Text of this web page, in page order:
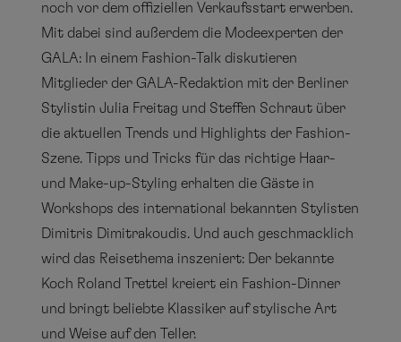
noch vor dem offiziellen Verkaufsstart erwerben.
Mit dabei sind außerdem die Modeexperten der
GALA: In einem Fashion-Talk diskutieren
Mitglieder der GALA-Redaktion mit der Berliner
Stylistin Julia Freitag und Steffen Schraut über
die aktuellen Trends und Highlights der Fashion-
Szene. Tipps und Tricks für das richtige Haar-
und Make-up-Styling erhalten die Gäste in
Workshops des international bekannten Stylisten
Dimitris Dimitrakoudis. Und auch geschmacklich
wird das Reisethema inszeniert: Der bekannte
Koch Roland Trettel kreiert ein Fashion-Dinner
und bringt beliebte Klassiker auf stylische Art
und Weise auf den Teller.